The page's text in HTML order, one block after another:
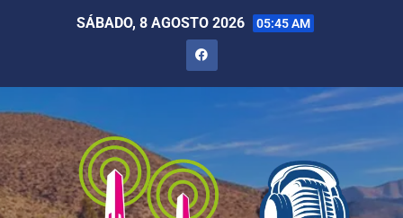
SÁBADO, 8 AGOSTO 2026 05:45 AM